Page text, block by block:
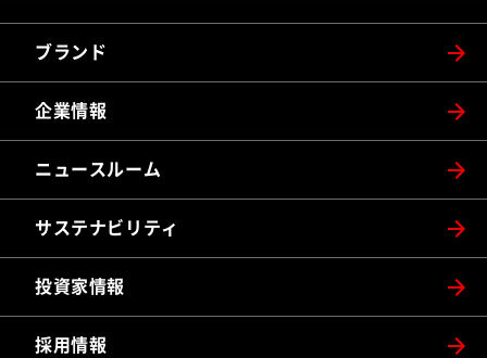
ブランド
企業情報
ニュースルーム
サステナビリティ
投資家情報
採用情報